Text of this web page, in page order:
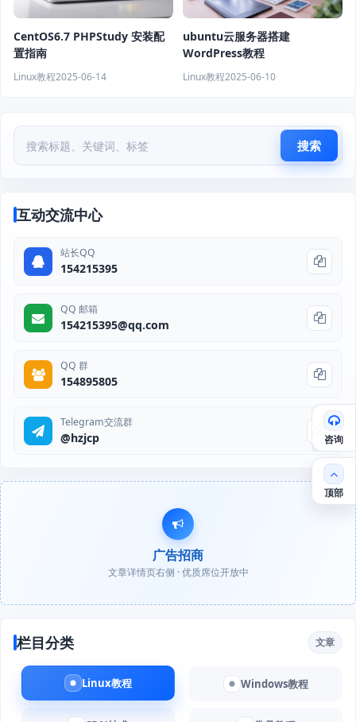
CentOS6.7 PHPStudy 安装配
置指南
Linux教程2025-06-14
ubuntu云服务器搭建
WordPress教程
Linux教程2025-06-10
搜索
互动交流中心
站长QQ
154215395
QQ 邮箱
154215395@qq.com
QQ 群
154895805
Telegram交流群
@hzjcp
广告招商
文章详情页右侧 · 优质席位开放中
栏目分类 文章
Linux教程 Windows教程
咨询
顶部